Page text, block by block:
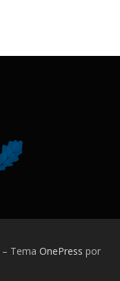
– Tema OnePress por